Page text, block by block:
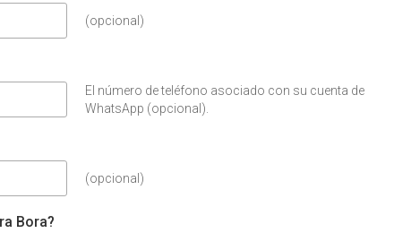
(opcional)
El número de teléfono asociado con su cuenta de
WhatsApp (opcional).
(opcional)
Bora?